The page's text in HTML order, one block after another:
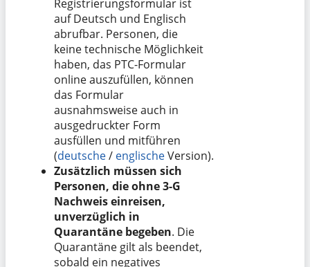
Registrierungsformular ist
auf Deutsch und Englisch
abrufbar. Personen, die
keine technische Möglichkeit
haben, das PTC-Formular
online auszufüllen, können
das Formular
ausnahmsweise auch in
ausgedruckter Form
ausfüllen und mitführen
(deutsche/ englischeVersion).
Zusätzlich müssen sich
Personen, die ohne 3-G
Nachweis einreisen,
unverzüglich in
Quarantäne begeben. Die
Quarantäne gilt als beendet,
sobald ein negatives